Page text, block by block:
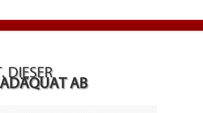
DIESER
ADÄQUAT AB